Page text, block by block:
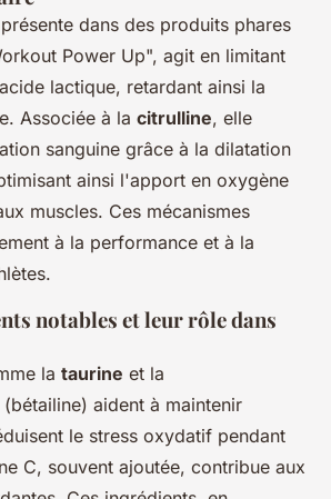
dans des produits phares
Power Up", agit en limitant
lactique, retardant ainsi la
Associée à la citrulline, elle
sanguine grâce à la dilatation
ainsi l'apport en oxygène
muscles. Ces mécanismes
à la performance et à la
notables et leur rôle dans
la taurine et la
(bétailine) aident à maintenir
le stress oxydatif pendant
C, souvent ajoutée, contribue aux